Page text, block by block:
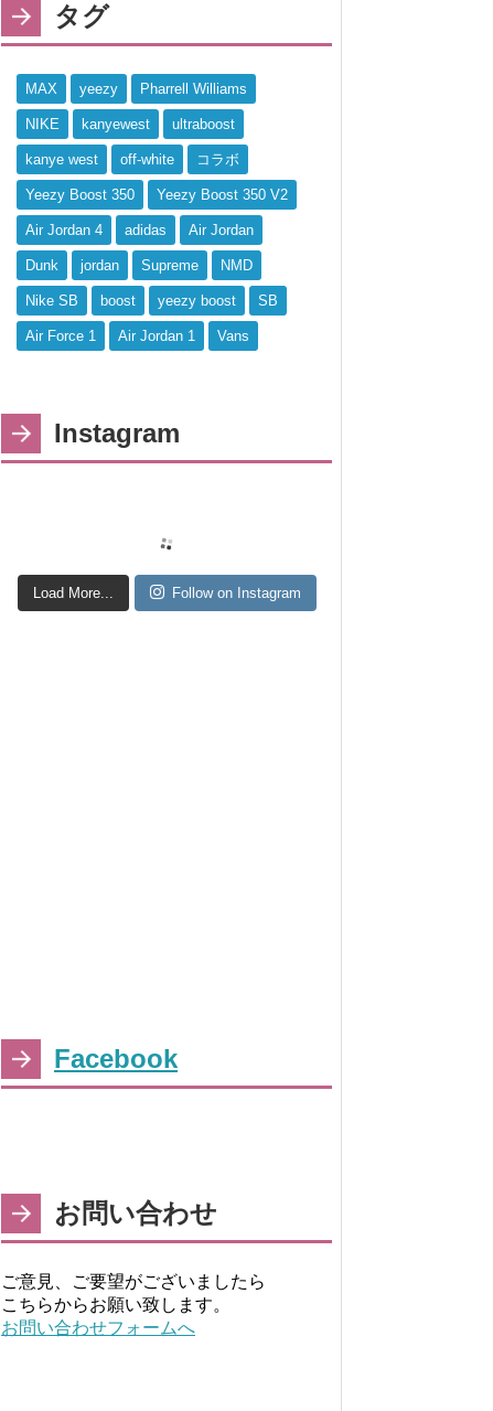
タグ
MAX yeezy Pharrell Williams
NIKE kanyewest ultraboost
kanye west off-white コラボ
Yeezy Boost 350 Yeezy Boost 350 V2
Air Jordan 4 adidas Air Jordan
Dunk jordan Supreme NMD
Nike SB boost yeezy boost SB
Air Force 1 Air Jordan 1 Vans
Instagram
Load More... Follow on Instagram
Facebook
お問い合わせ
ご意見、ご要望がございましたら
こちらからお願い致します。
お問い合わせフォームへ